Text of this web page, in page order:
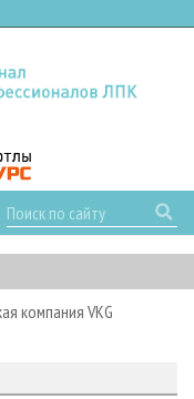
компания VKG